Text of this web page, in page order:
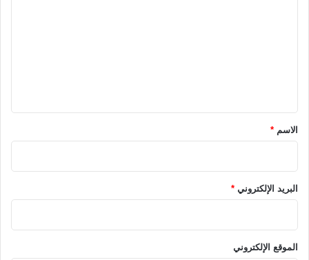
*الاسم *
البريد الإلكتروني *
الموقع الإلكتروني